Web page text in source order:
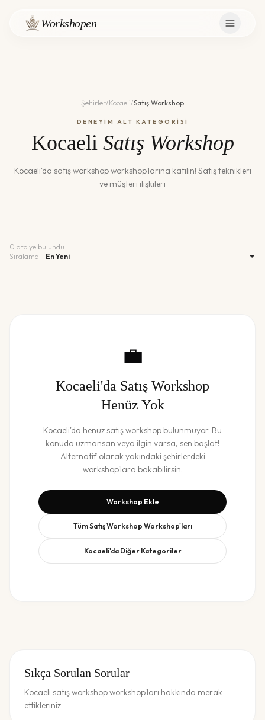
Workshopen
Şehirler/Kocaeli/Satış Workshop
DENEYİM ALT KATEGORİSİ
Kocaeli Satış Workshop
Kocaeli'da satış workshopworkshop'larına katılın! Satış teknikleri
ve müşteri ilişkileri
0 atölye bulundu
Sıralama:
💼
Kocaeli'da Satış Workshop
Henüz Yok
Kocaeli'da henüzsatış workshopbulunmuyor. Bu
konuda uzmansan veya ilgin varsa, sen başlat!
Alternatif olarak yakındaki şehirlerdeki
workshop'lara bakabilirsin.
Workshop Ekle
TümSatış Workshop Workshop'ları
Kocaeli'da Diğer Kategoriler
Sıkça Sorulan Sorular
Kocaeli satış workshop workshop'ları hakkında merak
ettikleriniz